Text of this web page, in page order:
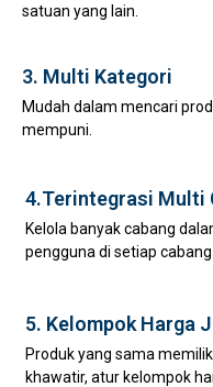
satuan yang lain.
3. Multi Kategori
Mudah dalam mencari
mempuni.
4.Terintegrasi Multi
Kelola banyak cabang
pengguna di setiap
5. Kelompok Harga
Produk yang sama
khawatir, atur kelompok